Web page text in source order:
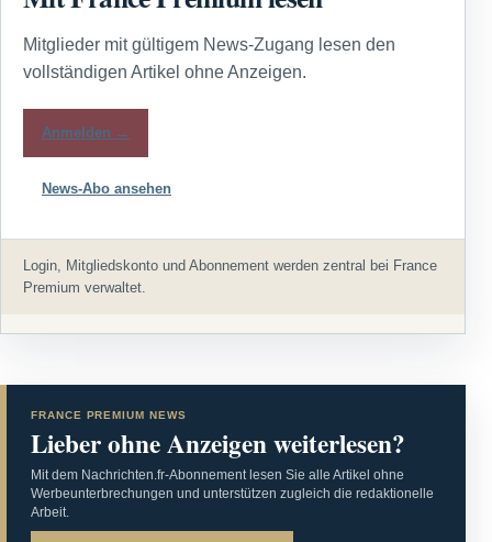
Mitglieder mit gültigem News-Zugang lesen den
vollständigen Artikel ohne Anzeigen.
Anmelden →
News-Abo ansehen
Login, Mitgliedskonto und Abonnement werden zentral bei France
Premium verwaltet.
FRANCE PREMIUM NEWS
Lieber ohne Anzeigen weiterlesen?
Mit dem Nachrichten.fr-Abonnement lesen Sie alle Artikel ohne
Werbeunterbrechungen und unterstützen zugleich die redaktionelle
Arbeit.